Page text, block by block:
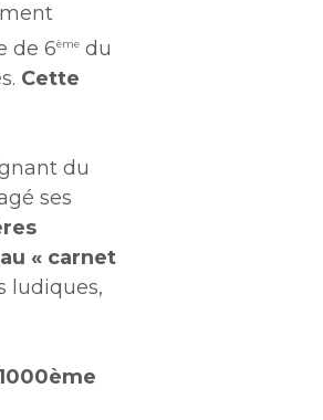
de 6ème du
Cette
du
ses
« carnet
ludiques,